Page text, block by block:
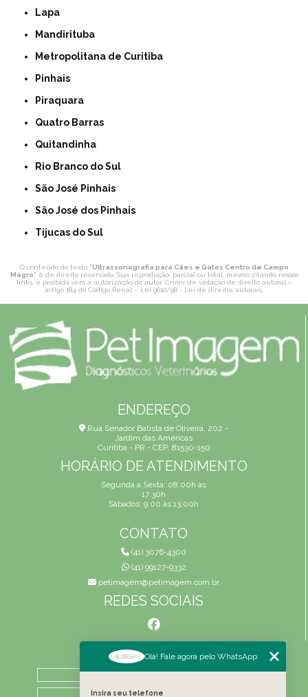
Lapa
Mandirituba
Metropolitana de Curitiba
Pinhais
Piraquara
Quatro Barras
Quitandinha
Rio Branco do Sul
São José Pinhais
São José dos Pinhais
Tijucas do Sul
O conteúdo do texto "Ultrassonografia para Cães e Gatos Centro de Campo
Magro" é de direito reservado. Sua reprodução, parcial ou total, mesmo citando nossos
links, é proibida sem a autorização do autor. Crime de violação de direito autoral –
artigo 184 do Código Penal – Lei 9610/98 - Lei de direitos autorais
ENDEREÇO
Rua Senador Batista de Oliveira, 202 -
Jardim das Américas
Curitiba - PR - CEP: 81530-150
HORÁRIO DE ATENDIMENTO
Segunda a Sexta: 08:00h às
17:30h
Sábados: 9:00 às 13:00h
CONTATO
(41) 3076-4300
(41) 99127-9332
petimagem@petimagem.com.br
REDES SOCIAIS
MENU
HOME
QUEM SOMOS
Olá! Fale agora pelo WhatsApp
Insira seu telefone